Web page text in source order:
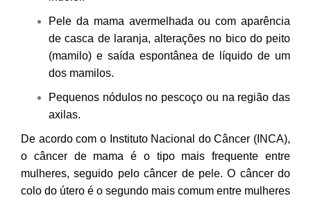
Pele da mama avermelhada ou com aparência
de casca de laranja, alterações no bico do peito
(mamilo) e saída espontânea de líquido de um
dos mamilos.
Pequenos nódulos no pescoço ou na região das
axilas.
De acordo com o Instituto Nacional do Câncer (INCA),
o câncer de mama é o tipo mais frequente entre
mulheres, seguido pelo câncer de pele. O câncer do
colo do útero é o segundo mais comum entre mulheres